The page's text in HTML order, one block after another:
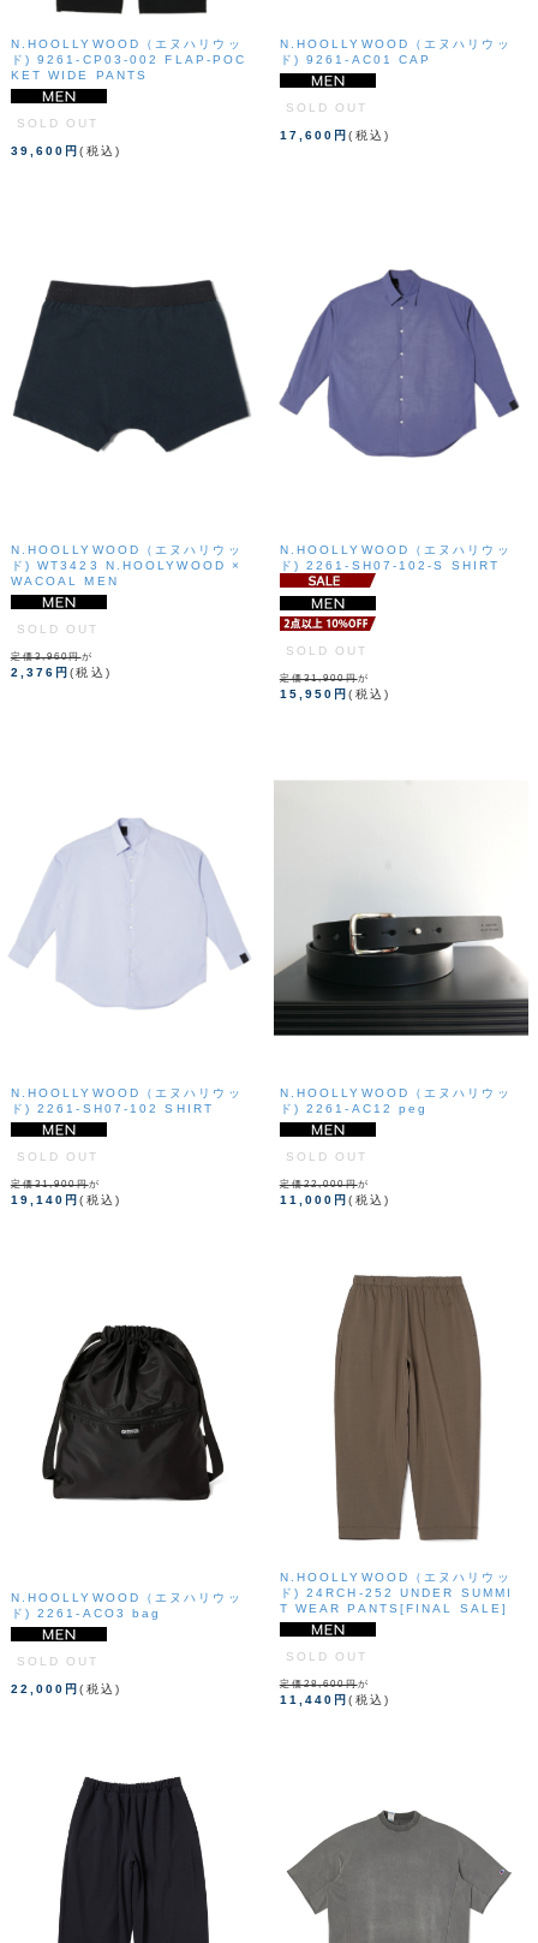
N.HOOLLYWOOD（エヌハリウッ
ド) 9261-CP03-002 FLAP-POC
KET WIDE PANTS
SOLD OUT
39,600円(税込)
N.HOOLLYWOOD（エヌハリウッ
ド) 9261-AC01 CAP
SOLD OUT
17,600円(税込)
N.HOOLLYWOOD（エヌハリウッ
ド) WT3423 N.HOOLYWOOD ×
WACOAL MEN
SOLD OUT
定価3,960円が
2,376円(税込)
N.HOOLLYWOOD（エヌハリウッ
ド) 2261-SH07-102-S SHIRT
SOLD OUT
定価31,900円が
15,950円(税込)
N.HOOLLYWOOD（エヌハリウッ
ド) 2261-SH07-102 SHIRT
SOLD OUT
定価31,900円が
19,140円(税込)
N.HOOLLYWOOD（エヌハリウッ
ド) 2261-AC12 peg
SOLD OUT
定価22,000円が
11,000円(税込)
N.HOOLLYWOOD（エヌハリウッ
ド) 2261-ACO3 bag
SOLD OUT
22,000円(税込)
N.HOOLLYWOOD（エヌハリウッ
ド) 24RCH-252 UNDER SUMMI
T WEAR PANTS[FINAL SALE]
SOLD OUT
定価28,600円が
11,440円(税込)